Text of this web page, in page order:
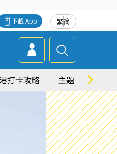
繁简
下載 App
打卡攻略 主題特集